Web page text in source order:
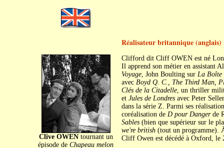
Réalisateur britannique (anglais)
Clive OWENtournant un
épisode de Chapeau melon
Clifford dit Cliff OWEN est né
Il apprend son métier en assistant
Voyage, John Boulting sur La Boîte
avec Boyd Q. C., The Third Man,
Clés de la Citadelle, un thriller
et Jules de Londresavec Peter
dans la série Z. Parmi ses
coréalisation de D pour Dangerde
Sables(bien que supérieur sur le
we're british(tout un programme). À
Cliff Owen est décédé à Oxford, le